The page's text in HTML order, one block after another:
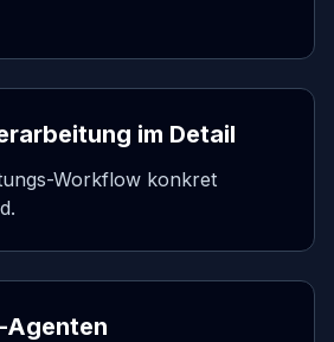
im Detail
Workflow konkret
Agenten